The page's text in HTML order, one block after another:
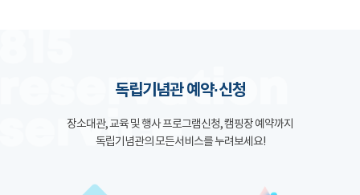
독립기념관 예약·신청
장소대관, 교육 및 행사 프로그램신청, 캠핑장 예약까지
독립기념관의 모든서비스를 누려보세요!